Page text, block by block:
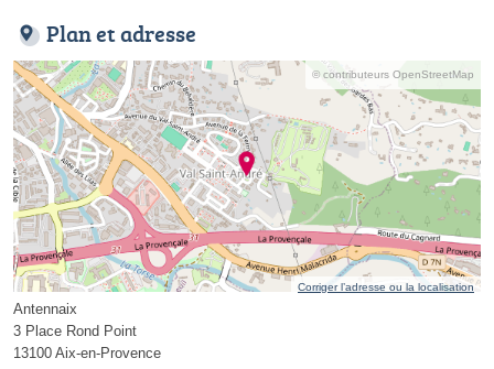
Plan et adresse
© contributeurs OpenStreetMap
Corriger l’adresse ou la localisation
Antennaix
3 Place Rond Point
13100 Aix-en-Provence